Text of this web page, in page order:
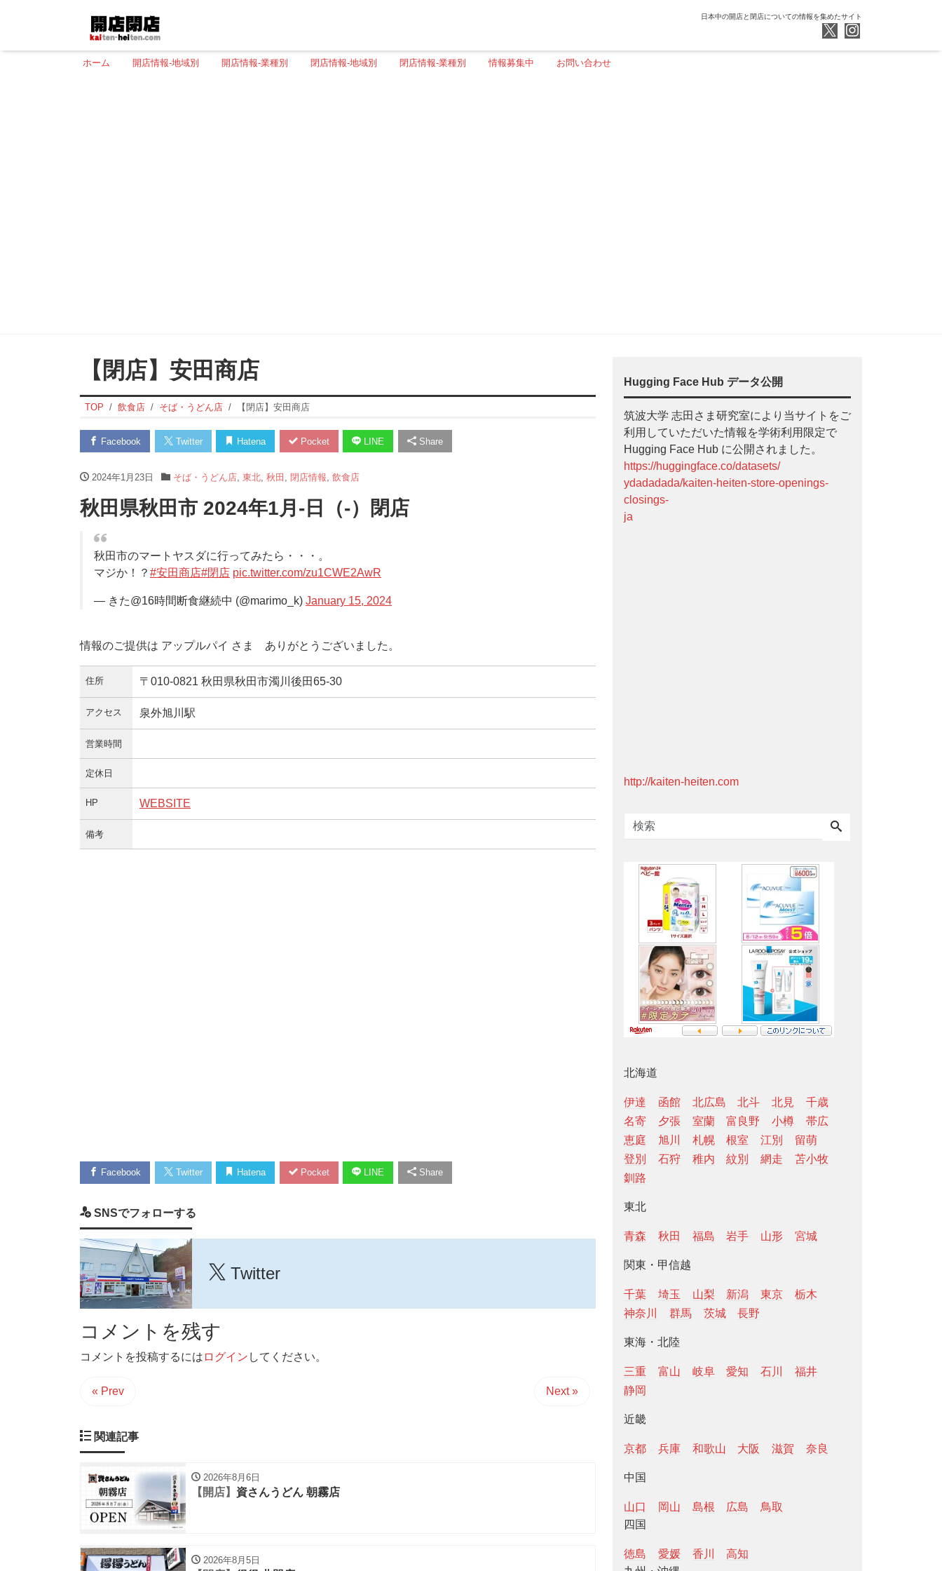
日本中の開店と閉店についての情報を集めたサイト
ホーム 開店情報-地域別 開店情報-業種別 閉店情報-地域別 閉店情報-業種別 情報募集中 お問い合わせ
【閉店】安田商店
TOP 飲食店 そば・うどん店 【閉店】安田商店
Facebook Twitter Hatena Pocket LINE Share
2024年1月23日 そば・うどん店, 東北, 秋田 閉店情報 飲食店
秋田県秋田市 2024年1月-日（-）閉店
秋田市のマートヤスダに行ってみたら・・・。
マジか！？ #安田商店#閉店 pic.twitter.com/zu1CWE2AwR
— きた@16時間断食継続中 (@marimo_k) January 15, 2024
情報のご提供は アップルパイ さま ありがとうございました。
住所 〒010-0821 秋田県秋田市濁川後田65-30
アクセス 泉外旭川駅
営業時間
定休日
HP WEBSITE
備考
Facebook Twitter Hatena Pocket LINE Share
SNSでフォローする
Twitter
コメントを残す
コメントを投稿するには ログイン してください。
« Prev Next »
関連記事
2026年8月6日
【開店】 資さんうどん 朝霧店
2026年8月5日
Hugging Face Hub データ公開
筑波大学 志田さま研究室により当サイトをご
利用していただいた情報を学術利用限定で
Hugging Face Hub に公開されました。
https://huggingface.co/datasets/
ydadadada/kaiten-heiten-store-openings-
closings-
ja
http://kaiten-heiten.com
北海道
伊達 函館 北広島 北斗 北見
千歳
名寄
夕張 室蘭 富良野 小樽
帯広
恵庭
旭川 札幌 根室 江別
留萌
登別
石狩 稚内 紋別 網走
苫小牧
釧路
東北
青森 秋田 福島 岩手 山形 宮城
関東・甲信越
千葉 埼玉 山梨 新潟 東京
栃木
神奈川
群馬 茨城 長野
東海・北陸
三重 富山 岐阜 愛知 石川
福井
静岡
近畿
京都 兵庫 和歌山 大阪 滋賀 奈良
中国
山口 岡山 島根 広島
鳥取
四国
徳島 愛媛 香川
高知